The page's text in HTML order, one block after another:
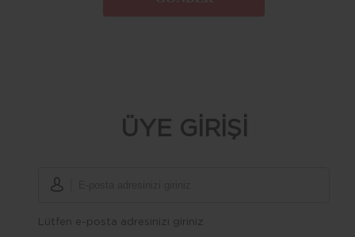
ÜYE GİRİŞİ
Lütfen e-posta adresinizi giriniz